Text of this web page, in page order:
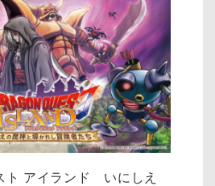
ト アイランド いにしえ